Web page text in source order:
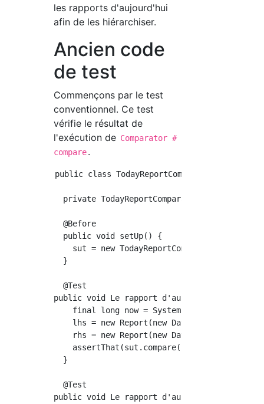
les rapports d'aujourd'hui
afin de les hiérarchiser.
Ancien code
de test
Commençons par le test
conventionnel. Ce test
vérifie le résultat de
l'exécution de Comparator #
compare.
public class TodayReportComparatorTest {
  private TodayReportComparator sut;
  @Before
  public void setUp() {
    sut = new TodayReportComparator();
  }
  @Test
public void Le rapport d'aujourd'hui vient
final long now =
    lhs = new Report(new Date(now));
rhs = new Report(new Date(now - 24 * 60
assertThat(sut.compare(lhs, rhs),
  }
  @Test
public void Le rapport d'aujourd'hui vient